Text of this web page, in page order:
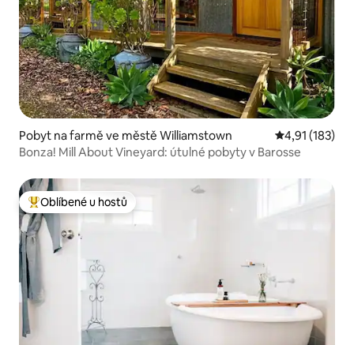
Pobyt na farmě ve městě Williamstown Průměrné
4,91 (183)
Bonza! Mill About Vineyard: útulné pobyty v Barosse
Nejlepší v kategorii Oblíbené u hostů
Oblíbené u hostů